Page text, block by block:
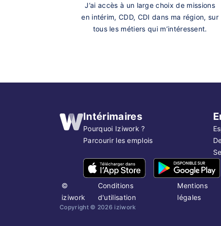
J’ai accès à un large choix de missions
en intérim, CDD, CDI dans ma région, sur
tous les métiers qui m’intéressent.
Intérimaires
Pourquoi Iziwork ?
Parcourir les emplois
©
iziwork
Conditions
d'utilisation
Mentions
légales
Copyright © 2026 iziwork